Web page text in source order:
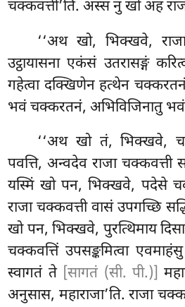
चक्कवत्ती’ति. अस्सं नु खो अहं
‘‘अथ खो, भिक्खवे, राजा
उट्ठायासना एकंसं उतरासङ्गं
गहेत्वा दक्खिणेन हत्थेन
भवं चक्करतनं, अभिविजिनातु भवं
‘‘अथ खो तं, भिक्खवे,
पवत्ति, अन्वदेव राजा चक्कवत्ती
यस्मिं खो पन, भिक्खवे, पदेसे
राजा चक्कवत्ती वासं उपगच्छि
खो पन, भिक्खवे, पुरत्थिमाय
चक्कवत्तिं उपसङ्कमित्वा
स्वागतं ते [सागतं (सी. पी.)]
अनुसास, महाराजा’ति. राजा